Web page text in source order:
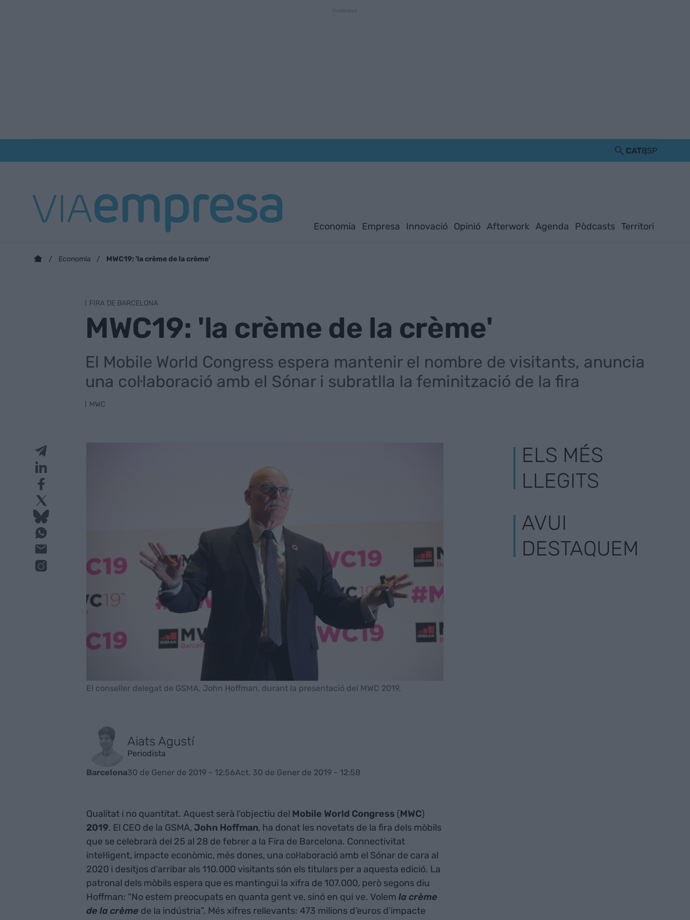
CATESP
Economia Empresa Innovació Opinió Afterwork Agenda Pòdcasts Territori
Economia MWC19: 'la crème de la crème'
FIRA DE BARCELONA
MWC19: 'la crème de la crème'
El Mobile World Congress espera mantenir el nombre de visitants, anuncia
una col·laboració amb el Sónar i subratlla la feminització de la fira
MWC
El conseller delegat de GSMA, John Hoffman, durant la presentació del MWC 2019,
Aiats Agustí
Periodista
Barcelona30 de Gener de 2019 - 12:56Act. 30 de Gener de 2019 - 12:58
Qualitat i no quantitat. Aquest serà l’objectiu del Mobile World Congress (MWC)
2019. El CEO de la GSMA, John Hoffman, ha donat les novetats de la fira dels mòbils
que se celebrarà del 25 al 28 de febrer a la Fira de Barcelona. Connectivitat
intel·ligent, impacte econòmic, més dones, una col·laboració amb el Sónar de cara al
2020 i desitjos d'arribar als 110.000 visitants són els titulars per a aquesta edició. La
patronal dels mòbils espera que es mantingui la xifra de 107.000, però segons diu
Hoffman: “No estem preocupats en quanta gent ve, sinó en qui ve. Volem la crème
de la crème de la indústria”. Més xifres rellevants: 473 milions d’euros d’impacte
ELS MÉS
LLEGITS
AVUI
DESTAQUEM